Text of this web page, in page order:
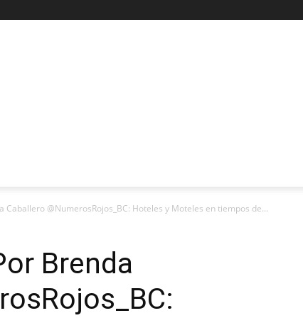
Caballero @NumerosRojos_BC: Hoteles y Moteles en tiempos de...
Brenda